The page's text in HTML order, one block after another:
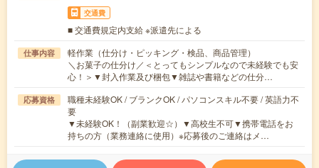
交通費
■ 交通費規定内支給 ※派遣先による
仕事内容
軽作業（仕分け・ピッキング・検品、商品管理）
＼お菓子の仕分け／＜とってもシンプルなので未経験でも安
心！＞▼封入作業及び梱包▼雑誌や書籍などの仕分…
応募資格
職種未経験OK / ブランクOK / パソコンスキル不要 / 英語力不
要
▼未経験OK！（副業歓迎☆）▼高校生不可▼携帯電話をお
持ちの方（業務連絡に使用）※応募後のご連絡はメ…